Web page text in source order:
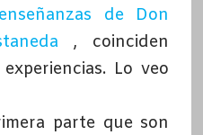
de Don
, coinciden
Lo veo
parte que son